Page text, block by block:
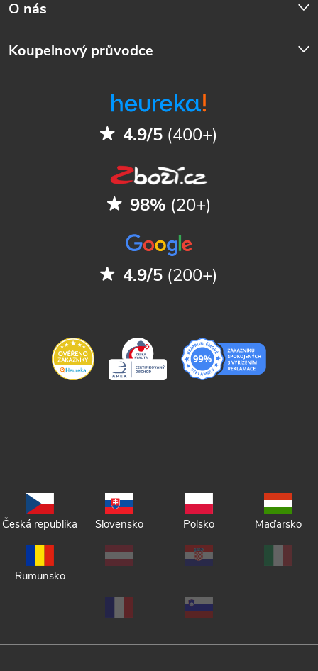
O nás
Koupelnový průvodce
4.9/5 (400+)
98% (20+)
4.9/5 (200+)
Česká republika Slovensko Polsko Maďarsko
Rumunsko